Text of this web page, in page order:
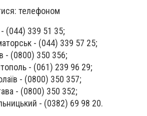
телефоном
(044) 339 51 35;
- (044) 339 57 25;
- (0800) 350 356;
- (061) 239 96 29;
- (0800) 350 357;
- (0800) 350 352;
- (0382) 69 98 20.